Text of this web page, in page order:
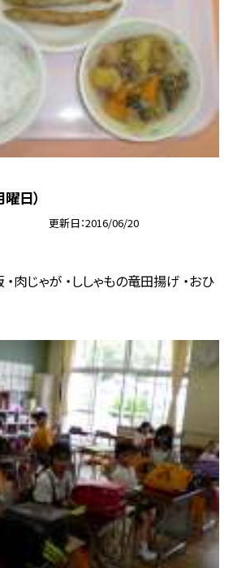
日）
更新日 2016/06/20
・肉じゃが ・ししゃもの竜田揚げ ・おひ